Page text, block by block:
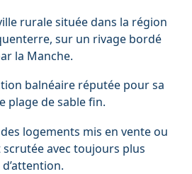
rurale située dans la région
sur un rivage bordé
la Manche.
balnéaire réputée pour sa
plage de sable fin.
logements mis en vente ou
avec toujours plus
d’attention.